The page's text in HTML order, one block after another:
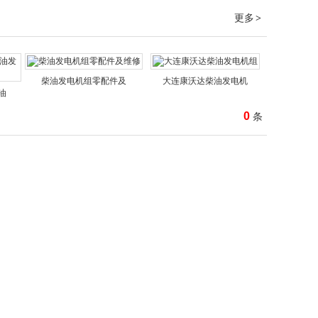
更多 >
柴油发电机组零配件及 大连康沃达柴油发电机
0 条